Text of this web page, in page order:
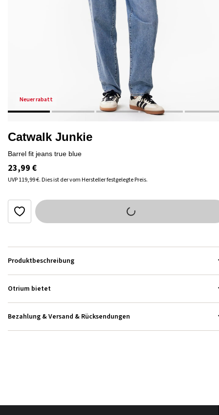
neuer rabatt
Catwalk Junkie
barrel fit jeans true blue
23,99 €
UVP119,99 €.Dies ist der vom Hersteller festgelegte Preis.
Produktbeschreibung
Otrium bietet
Bezahlung & Versand & Rücksendungen